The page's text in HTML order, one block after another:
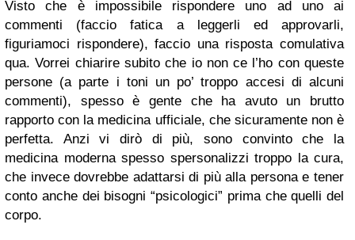
Visto che è impossibile rispondere uno ad uno ai
commenti (faccio fatica a leggerli ed approvarli,
figuriamoci rispondere), faccio una risposta comulativa
qua. Vorrei chiarire subito che io non ce l’ho con queste
persone (a parte i toni un po’ troppo accesi di alcuni
commenti), spesso è gente che ha avuto un brutto
rapporto con la medicina ufficiale, che sicuramente non è
perfetta. Anzi vi dirò di più, sono convinto che la
medicina moderna spesso spersonalizzi troppo la cura,
che invece dovrebbe adattarsi di più alla persona e tener
conto anche dei bisogni “psicologici” prima che quelli del
corpo.